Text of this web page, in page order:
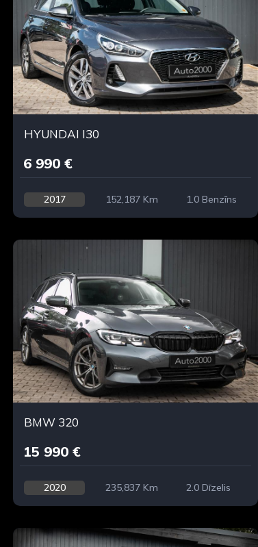
HYUNDAI I30
6 990 €
2017 152,187 Km 1.0 Benzīns
BMW 320
15 990 €
2020 235,837 Km 2.0 Dīzelis